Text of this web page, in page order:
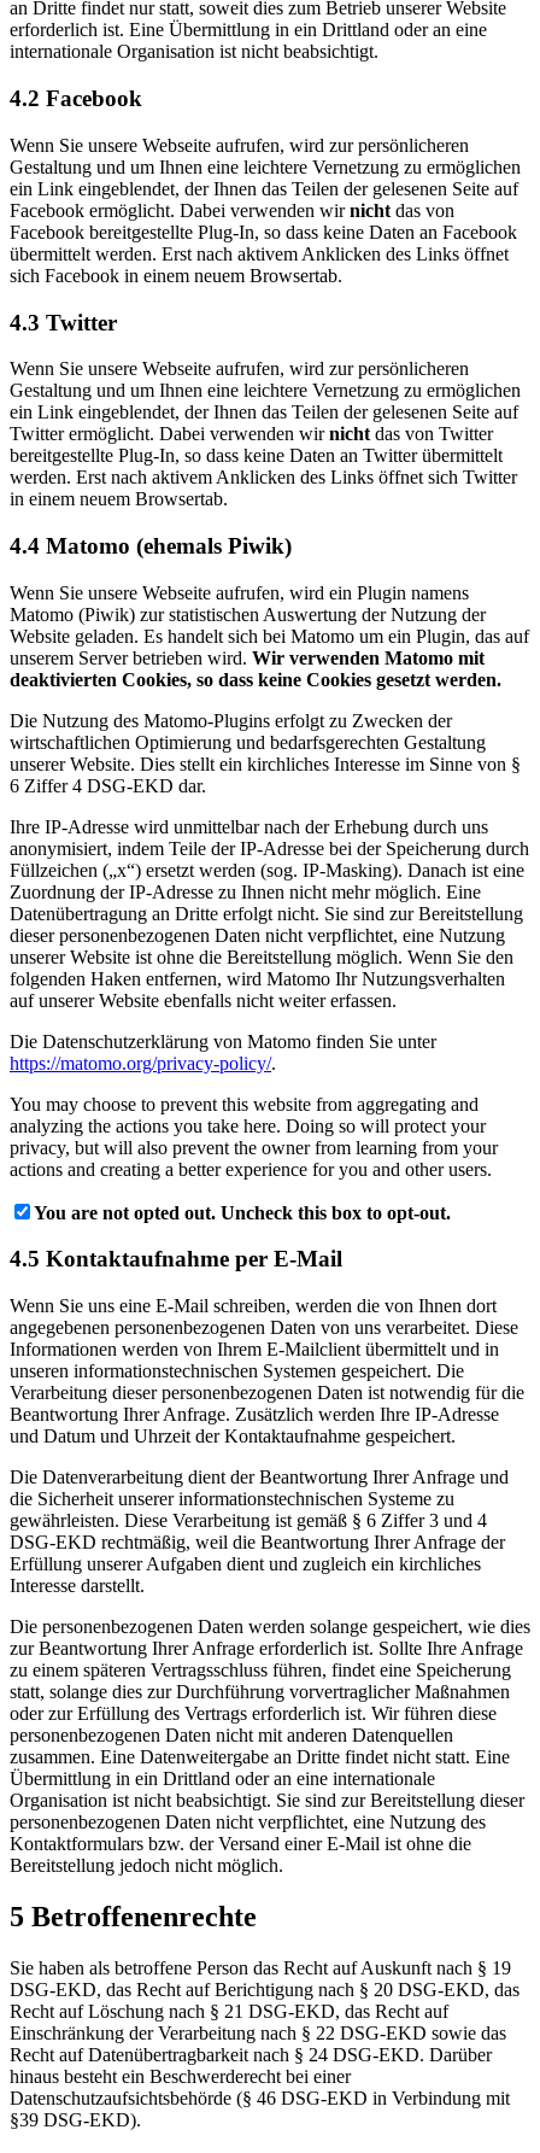
an Dritte findet nur statt, soweit dies zum Betrieb unserer Website
erforderlich ist. Eine Übermittlung in ein Drittland oder an eine
internationale Organisation ist nicht beabsichtigt.
4.2 Facebook
Wenn Sie unsere Webseite aufrufen, wird zur persönlicheren
Gestaltung und um Ihnen eine leichtere Vernetzung zu ermöglichen
ein Link eingeblendet, der Ihnen das Teilen der gelesenen Seite auf
Facebook ermöglicht. Dabei verwenden wirnicht das von
Facebook bereitgestellte Plug-In, so dass keine Daten an Facebook
übermittelt werden. Erst nach aktivem Anklicken des Links öffnet
sich Facebook in einem neuem Browsertab.
4.3 Twitter
Wenn Sie unsere Webseite aufrufen, wird zur persönlicheren
Gestaltung und um Ihnen eine leichtere Vernetzung zu ermöglichen
ein Link eingeblendet, der Ihnen das Teilen der gelesenen Seite auf
Twitter ermöglicht. Dabei verwenden wirnicht das von Twitter
bereitgestellte Plug-In, so dass keine Daten an Twitter übermittelt
werden. Erst nach aktivem Anklicken des Links öffnet sich Twitter
in einem neuem Browsertab.
4.4 Matomo (ehemals Piwik)
Wenn Sie unsere Webseite aufrufen, wird ein Plugin namens
Matomo (Piwik) zur statistischen Auswertung der Nutzung der
Website geladen. Es handelt sich bei Matomo um ein Plugin, das auf
unserem Server betrieben wird. Wir verwenden Matomo mit
deaktivierten Cookies, so dass keine Cookies gesetzt werden.
Die Nutzung des Matomo-Plugins erfolgt zu Zwecken der
wirtschaftlichen Optimierung und bedarfsgerechten Gestaltung
unserer Website. Dies stellt ein kirchliches Interesse im Sinne von §
6 Ziffer 4 DSG-EKD dar.
Ihre IP-Adresse wird unmittelbar nach der Erhebung durch uns
anonymisiert, indem Teile der IP-Adresse bei der Speicherung durch
Füllzeichen („x“) ersetzt werden (sog. IP-Masking). Danach ist eine
Zuordnung der IP-Adresse zu Ihnen nicht mehr möglich. Eine
Datenübertragung an Dritte erfolgt nicht. Sie sind zur Bereitstellung
dieser personenbezogenen Daten nicht verpflichtet, eine Nutzung
unserer Website ist ohne die Bereitstellung möglich. Wenn Sie den
folgenden Haken entfernen, wird Matomo Ihr Nutzungsverhalten
auf unserer Website ebenfalls nicht weiter erfassen.
Die Datenschutzerklärung von Matomo finden Sie unter
https://matomo.org/privacy-policy/.
You may choose to prevent this website from aggregating and
analyzing the actions you take here. Doing so will protect your
privacy, but will also prevent the owner from learning from your
actions and creating a better experience for you and other users.
You are not opted out. Uncheck this box to opt-out.
4.5 Kontaktaufnahme per E-Mail
Wenn Sie uns eine E-Mail schreiben, werden die von Ihnen dort
angegebenen personenbezogenen Daten von uns verarbeitet. Diese
Informationen werden von Ihrem E-Mailclient übermittelt und in
unseren informationstechnischen Systemen gespeichert. Die
Verarbeitung dieser personenbezogenen Daten ist notwendig für die
Beantwortung Ihrer Anfrage. Zusätzlich werden Ihre IP-Adresse
und Datum und Uhrzeit der Kontaktaufnahme gespeichert.
Die Datenverarbeitung dient der Beantwortung Ihrer Anfrage und
die Sicherheit unserer informationstechnischen Systeme zu
gewährleisten. Diese Verarbeitung ist gemäß § 6 Ziffer 3 und 4
DSG-EKD rechtmäßig, weil die Beantwortung Ihrer Anfrage der
Erfüllung unserer Aufgaben dient und zugleich ein kirchliches
Interesse darstellt.
Die personenbezogenen Daten werden solange gespeichert, wie dies
zur Beantwortung Ihrer Anfrage erforderlich ist. Sollte Ihre Anfrage
zu einem späteren Vertragsschluss führen, findet eine Speicherung
statt, solange dies zur Durchführung vorvertraglicher Maßnahmen
oder zur Erfüllung des Vertrags erforderlich ist. Wir führen diese
personenbezogenen Daten nicht mit anderen Datenquellen
zusammen. Eine Datenweitergabe an Dritte findet nicht statt. Eine
Übermittlung in ein Drittland oder an eine internationale
Organisation ist nicht beabsichtigt. Sie sind zur Bereitstellung dieser
personenbezogenen Daten nicht verpflichtet, eine Nutzung des
Kontaktformulars bzw. der Versand einer E-Mail ist ohne die
Bereitstellung jedoch nicht möglich.
5 Betroffenenrechte
Sie haben als betroffene Person das Recht auf Auskunft nach § 19
DSG-EKD, das Recht auf Berichtigung nach § 20 DSG-EKD, das
Recht auf Löschung nach § 21 DSG-EKD, das Recht auf
Einschränkung der Verarbeitung nach § 22 DSG-EKD sowie das
Recht auf Datenübertragbarkeit nach § 24 DSG-EKD. Darüber
hinaus besteht ein Beschwerderecht bei einer
Datenschutzaufsichtsbehörde (§ 46 DSG-EKD in Verbindung mit
§39 DSG-EKD).